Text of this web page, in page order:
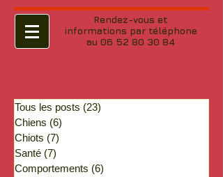
Rendez-vous et
informations par téléphone
au 06 52 80 30 84
Tous les posts (23)
Chiens (6)
Chiots (7)
Santé (7)
Comportements (6)